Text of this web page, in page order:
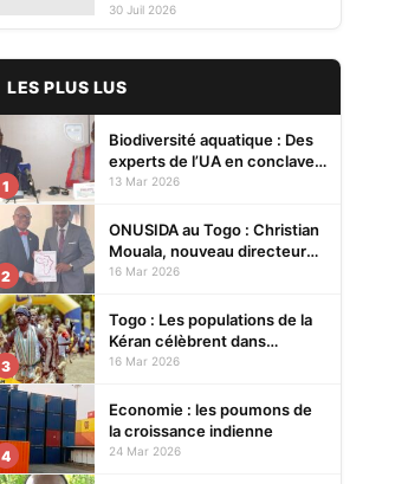
Presse) et des journaux
30 Juil 2026
LES PLUS LUS
1
Biodiversité aquatique : Des
experts de l’UA en conclave à
Lomé pour renforcer la
13 Mar 2026
2
ONUSIDA au Togo : Christian
Mouala, nouveau directeur
pays
16 Mar 2026
3
Togo : Les populations de la
Kéran célèbrent dans
l’allégresse Tislim-Difoini,
16 Mar 2026
4
Economie : les poumons de
la croissance indienne
24 Mar 2026